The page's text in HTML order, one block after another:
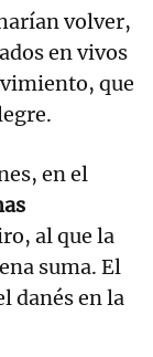
volver,
en vivos
que
en el
al que la
suma. El
danés en la